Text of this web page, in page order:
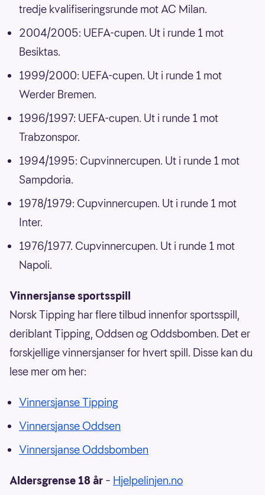
tredje kvalifiseringsrunde mot AC Milan.
2004/2005: UEFA-cupen. Ut i runde 1 mot
Besiktas.
1999/2000: UEFA-cupen. Ut i runde 1 mot
Werder Bremen.
1996/1997: UEFA-cupen. Ut i runde 1 mot
Trabzonspor.
1994/1995: Cupvinnercupen. Ut i runde 1 mot
Sampdoria.
1978/1979: Cupvinnercupen. Ut i runde 1 mot
Inter.
1976/1977. Cupvinnercupen. Ut i runde 1 mot
Napoli.
Vinnersjanse sportsspill
Norsk Tipping har flere tilbud innenfor sportsspill,
deriblant Tipping, Oddsen og Oddsbomben. Det er
forskjellige vinnersjanser for hvert spill. Disse kan du
lese mer om her:
Vinnersjanse Tipping
Vinnersjanse Oddsen
Vinnersjanse Oddsbomben
Aldersgrense 18 år – Hjelpelinjen.no